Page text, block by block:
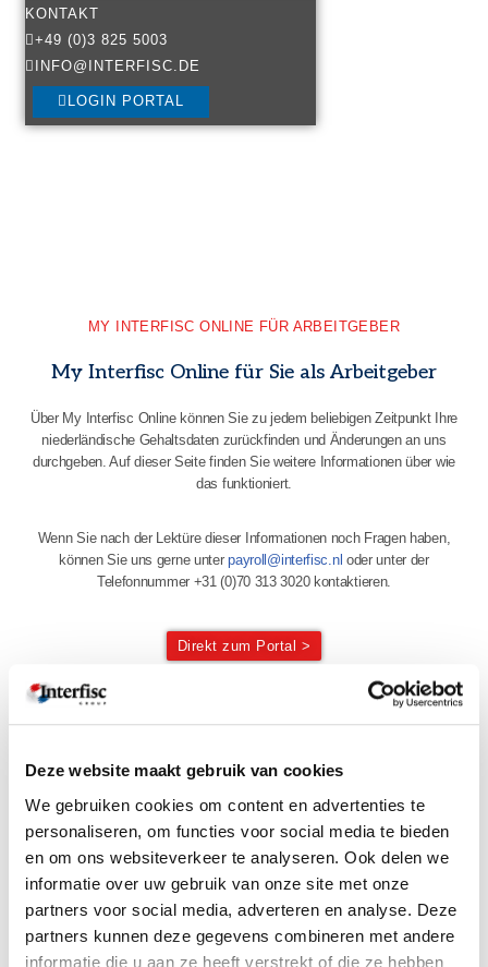
Deze website maakt gebruik van cookies
We gebruiken cookies om content en advertenties te
personaliseren, om functies voor social media te bieden
en om ons websiteverkeer te analyseren. Ook delen we
informatie over uw gebruik van onze site met onze
partners voor social media, adverteren en analyse. Deze
partners kunnen deze gegevens combineren met andere
informatie die u aan ze heeft verstrekt of die ze hebben
KONTAKT
+49 (0)3 825 5003
INFO@INTERFISC.DE
LOGIN PORTAL
MY INTERFISC ONLINE FÜR ARBEITGEBER
My Interfisc Online für Sie als Arbeitgeber
Über My Interfisc Online können Sie zu jedem beliebigen Zeitpunkt Ihre
niederländische Gehaltsdaten zurückfinden und Änderungen an uns
durchgeben. Auf dieser Seite finden Sie weitere Informationen über wie
das funktioniert.
Wenn Sie nach der Lektüre dieser Informationen noch Fragen haben,
können Sie uns gerne unterpayroll@interfisc.nl oder unter der
Telefonnummer +31 (0)70 313 3020 kontaktieren.
Direkt zum Portal >
EINIGE DIESER INFORMATIONEN SIND NUR AUF ENGLISCH
VERFÜGBAR. WIR ARBEITEN AN DER AKTUALISIERUNG DER
WENN SIE SICH SCHNELL ANMELDEN MÖCHTEN, VERWENDEN
SIE UNSERE QUICK GUIDE
Quick Guide (auf Englisch)
ÄNDERUNGEN & ERGÄNZUNGEN
Hochladen von Dokumenten
Video: Hochladen von Dokumenten